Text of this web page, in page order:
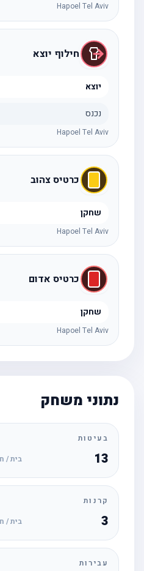
Hapoel Tel Aviv
חילוף יוצא
יוצא
נכנס
Hapoel Tel Aviv
כרטיס צהוב
שחקן
Hapoel Tel Aviv
כרטיס אדום
שחקן
Hapoel Tel Aviv
נתוני משחק
בעיטות
13 בית / חוץ
קרנות
בית / חוץ
עבירות